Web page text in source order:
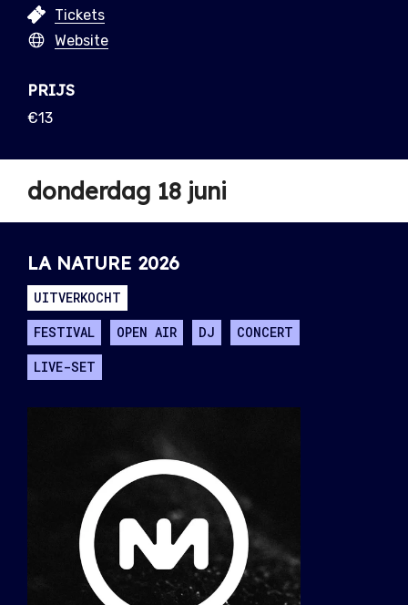
Tickets
Website
PRIJS
€13
donderdag 18 juni
LA NATURE 2026
UITVERKOCHT
FESTIVAL
OPEN AIR DJ
CONCERT
LIVE-SET